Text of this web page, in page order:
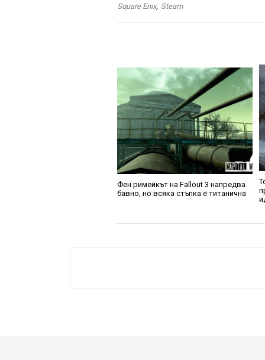
Square Enix, Steam
Фен римейкът на Fallout 3 напредва
бавно, но всяка стъпка е титанична